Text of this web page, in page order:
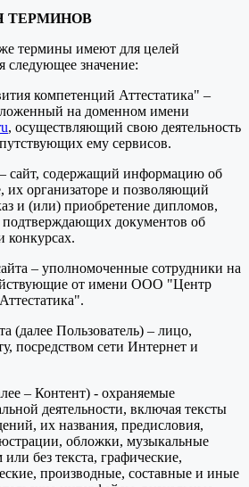
ТЕРМИНОВ
термины имеют для целей
следующее значение:
компетенций Аттестатика" –
на доменном имени
, осуществляющий свою деятельность
ему сервисов.
сайт, содержащий информацию об
их организаторе и позволяющий
и (или) приобретение дипломов,
подтверждающих документов об
конкурсах.
– уполномоченные сотрудники на
от имени ООО "Центр
(далее Пользователь) – лицо,
посредством сети Интернет и
– Контент) - охраняемые
деятельности, включая тексты
их названия, предисловия,
обложки, музыкальные
без текста, графические,
производные, составные и иные